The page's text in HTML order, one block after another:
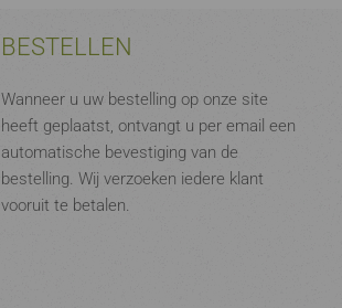
BESTELLEN
Wanneer u uw bestelling op onze site
heeft geplaatst, ontvangt u per email een
automatische bevestiging van de
bestelling. Wij verzoeken iedere klant
vooruit te betalen.